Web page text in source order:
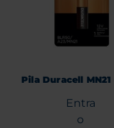
Pila Duracell MN21
Entra
o